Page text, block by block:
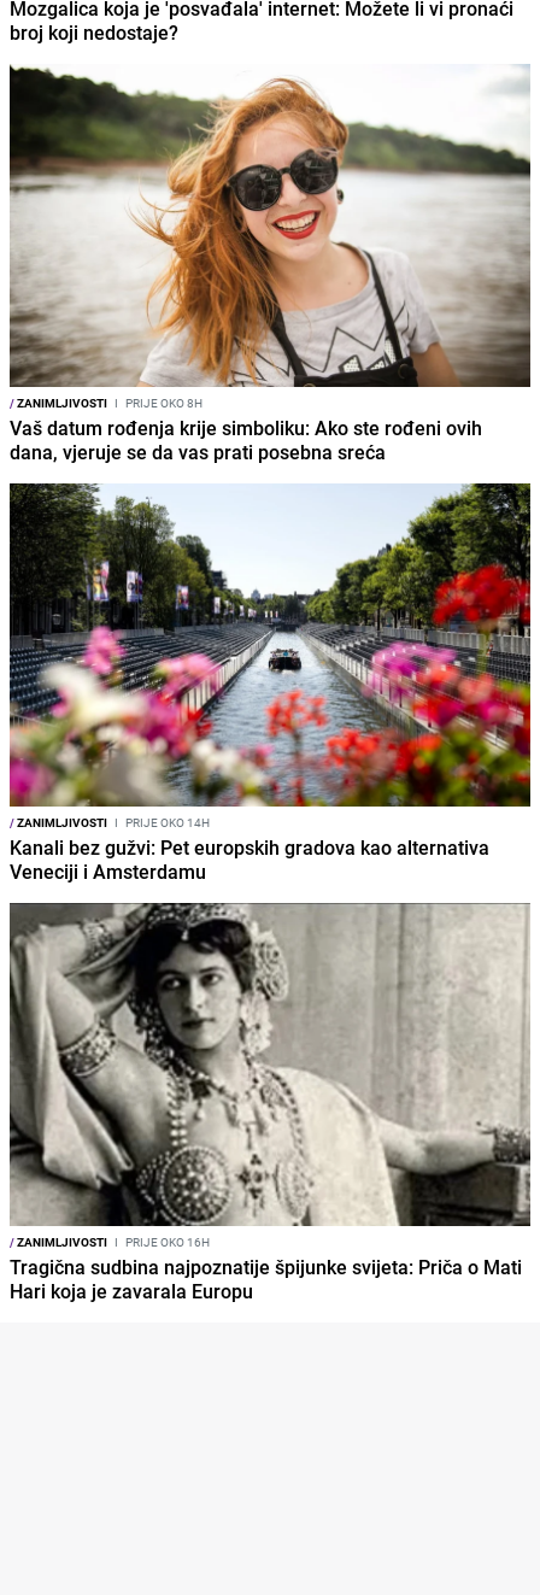
Mozgalica koja je 'posvađala' internet: Možete li vi pronaći
broj koji nedostaje?
/ZANIMLJIVOSTI I PRIJE OKO 8H
Vaš datum rođenja krije simboliku: Ako ste rođeni ovih
dana, vjeruje se da vas prati posebna sreća
/ZANIMLJIVOSTI I PRIJE OKO 14H
Kanali bez gužvi: Pet europskih gradova kao alternativa
Veneciji i Amsterdamu
/ZANIMLJIVOSTI I PRIJE OKO 16H
Tragična sudbina najpoznatije špijunke svijeta: Priča o Mati
Hari koja je zavarala Europu